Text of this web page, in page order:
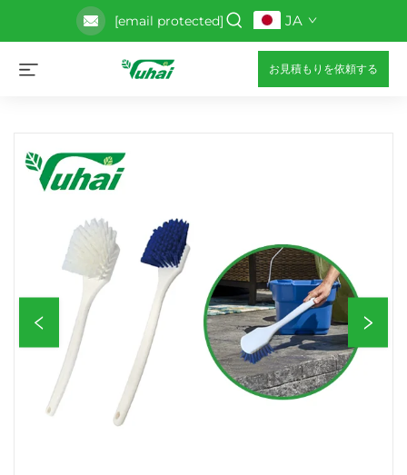
[email protected] JA
お見積もりを依頼する